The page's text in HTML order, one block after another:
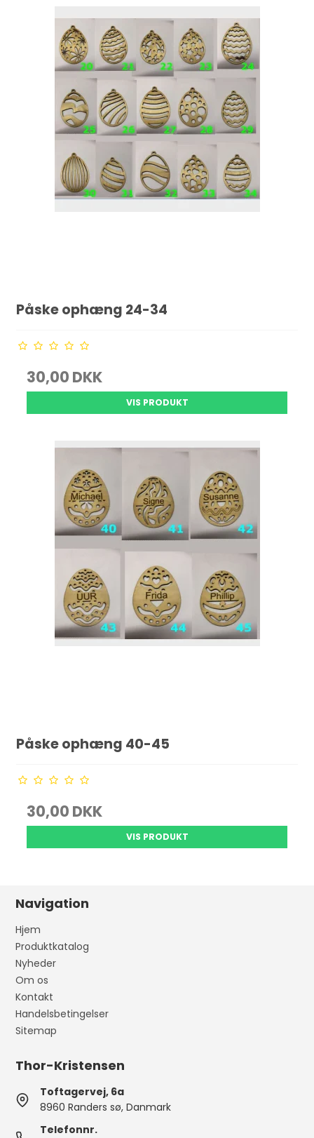
Påske ophæng 24-34
30,00 DKK
VIS PRODUKT
Påske ophæng 40-45
30,00 DKK
VIS PRODUKT
Navigation
Hjem
Produktkatalog
Nyheder
Om os
Kontakt
Handelsbetingelser
Sitemap
Thor-Kristensen
Toftagervej, 6a
8960 Randers sø, Danmark
Telefonnr.